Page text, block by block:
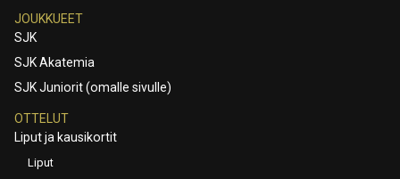
JOUKKUEET
SJK
SJK Akatemia
SJK Juniorit (omalle sivulle)
OTTELUT
Liput ja kausikortit
Liput